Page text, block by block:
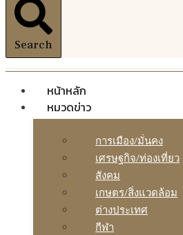
Search
หน้าหลัก
หมวดข่าว
การเมือง/มั่นคง
เศรษฐกิจ/ท่องเที่ยว
สังคม
เกษตร/สิ่งแวดล้อม
ต่างประเทศ
กีฬา